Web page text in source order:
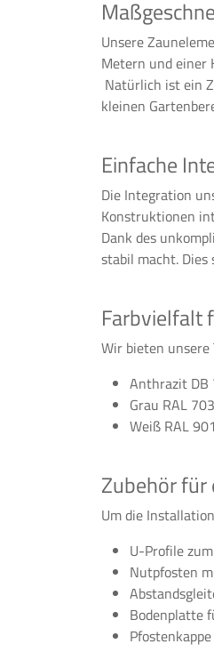
Unsere
Metern und einer
Natürlich ist ein
kleinen
Einfache
Die Integration
Konstruktionen
Dank des
stabil macht.
Farbvielfalt
Wir bieten unsere
Anthrazit DB
Grau RAL
Weiß RAL
Zubehör
Um die
U-Profile
Nutpfosten
Bodenplatte